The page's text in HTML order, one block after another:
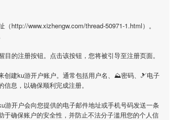
http://www.xizhengw.com/thread-50971-1.html）。
的注册按钮。点击该按钮，您将被引导至注册页面。
创建ku游开户账户。通常包括用户名、⛰密码、🎿电子
息，以确保顺利完成注册。
开户会向您提供的电子邮件地址或手机号码发送一条
确保账户的安全性，并防止不法分子滥用您的个人信